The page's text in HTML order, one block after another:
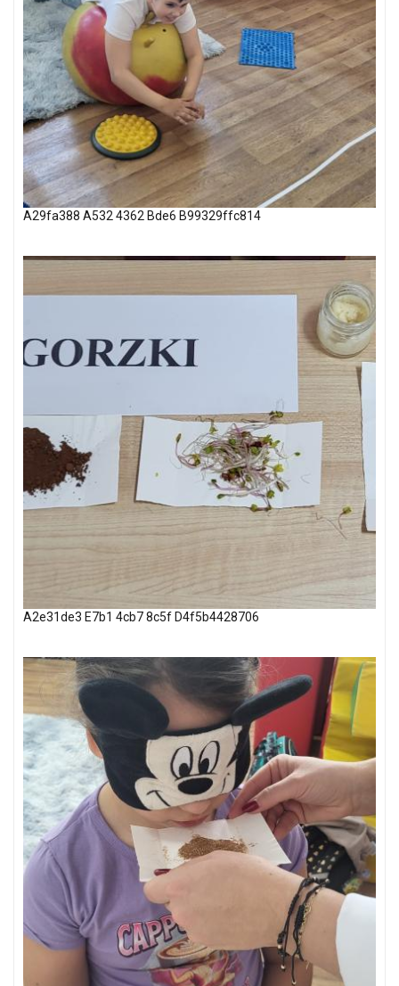
A29fa388 A532 4362 Bde6 B99329ffc814
A2e31de3 E7b1 4cb7 8c5f D4f5b4428706